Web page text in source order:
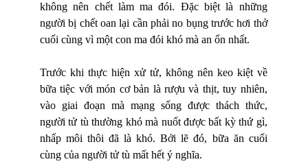
không nên chết làm ma đói. Đặc biệt là những
người bị chết oan lại cần phải no bụng trước hơi thở
cuối cùng vì một con ma đói khó mà an ổn nhất.
Trước khi thực hiện xử tử, không nên keo kiệt về
bữa tiệc với món cơ bản là rượu và thịt, tuy nhiên,
vào giai đoạn mà mạng sống được thách thức,
người tử tù thường khó mà nuốt được bất kỳ thứ gì,
nhấp môi thôi đã là khó. Bởi lẽ đó, bữa ăn cuối
cùng của người tử tù mất hết ý nghĩa.